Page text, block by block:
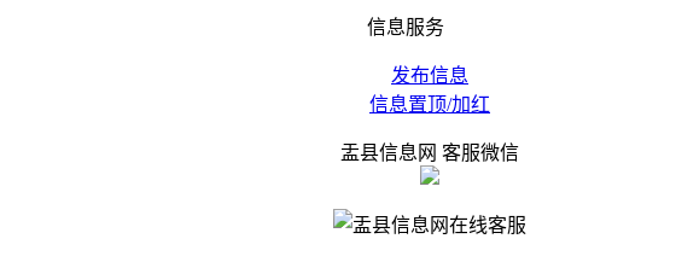
信息服务
发布信息
信息置顶/加红
盂县信息网 客服微信